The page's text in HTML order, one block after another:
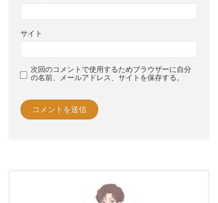
サイト
次回のコメントで使用するためブラウザーに自分
の名前、メールアドレス、サイトを保存する。